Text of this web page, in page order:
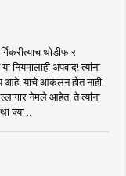
थोडीफार
नियमालाही अपवाद! त्यांना
आहे, याचे आकलन होत नाही.
नेमले आहेत, ते त्यांना
ज्या ..